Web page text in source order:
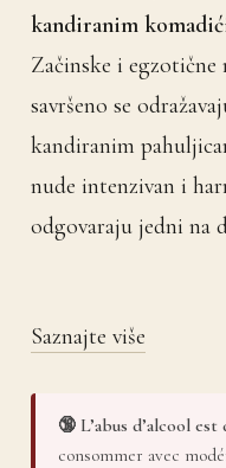
kandiranim
Začinske i
savršeno se
kandiranim
nude intenzivan i
odgovaraju jedni na
Saznajte više
🔞 L’abus d’alcool
consommer avec